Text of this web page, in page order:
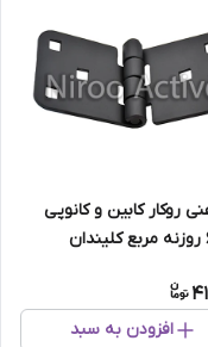
لولا آهنی روکار کابین و کانوپی
۱۲۰*۶۰ روزنه مربع کلیندان
افزودن به سبد